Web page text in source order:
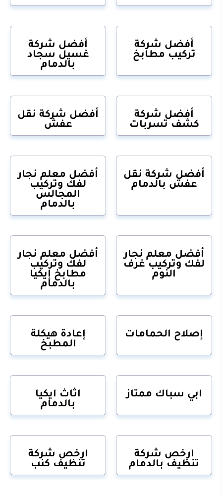
أفضل شركة
تركيب مطابخ
أفضل شركة
غسيل سجاد
بالدمام
أفضل شركة
كشف تسربات
أفضل شركة نقل
عفش
أفضل شركة نقل
عفش بالدمام
أفضل معلم نجار
لفك وتركيب
المجالس
بالدمام
أفضل معلم نجار
لفك وتركيب غرف
النوم
أفضل معلم نجار
لفك وتركيب
مطابخ إيكيا
بالدمام
إصلاح الحمامات
إعادة هيكلة
المطبخ
ابي سباك ممتاز
اثاث ايكيا
بالدمام
ارخص شركة
تنظيف بالدمام
ارخص شركة
تنظيف كنب